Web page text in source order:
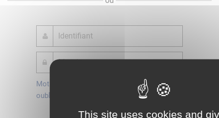
This site uses cookies and
Mot de passe
oublié ?
Je crée mon
compte
Connexion